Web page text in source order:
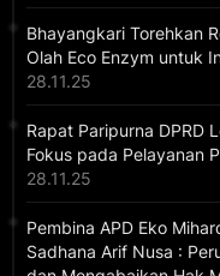
Bhayangkari Torehkan
Olah Eco Enzym untuk
28.11.25
Rapat Paripurna DPRD
Fokus pada Pelayanan
28.11.25
Pembina APD Eko
Sadhana Arif Nusa :